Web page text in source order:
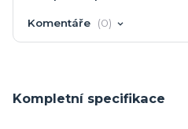
Komentáře 0
Kompletní specifikace